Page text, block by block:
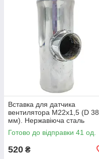
Вставка для датчика
вентилятора М22х1,5 (D 38
мм). Нержавіюча сталь
Готово до відправки 41 од.
520 ₴